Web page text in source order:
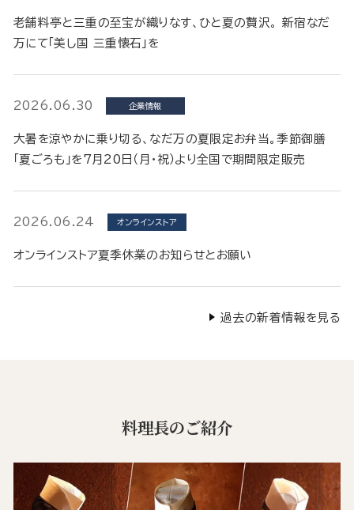
老舗料亭と三重の至宝が織りなす、ひと夏の贅沢。 新宿なだ
万にて「美し国 三重懐石」を
2026.06.30 企業情報
大暑を涼やかに乗り切る、なだ万の夏限定お弁当。季節御膳
「夏ごろも」を7月20日（月・祝）より全国で期間限定販売
2026.06.24 オンラインストア
オンラインストア夏季休業のお知らせとお願い
過去の新着情報を見る
料理長のご紹介